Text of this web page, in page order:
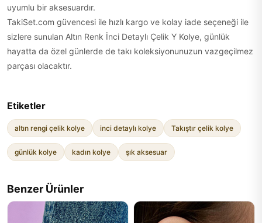
uyumlu bir aksesuardır.
TakiSet.com güvencesi ile hızlı kargo ve kolay iade seçeneği ile
sizlere sunulan Altın Renk İnci Detaylı Çelik Y Kolye, günlük
hayatta da özel günlerde de takı koleksiyonunuzun vazgeçilmez
parçası olacaktır.
Etiketler
altın rengi çelik kolye inci detaylı kolye Takıştır çelik kolye
günlük kolye kadın kolye şık aksesuar
Benzer Ürünler